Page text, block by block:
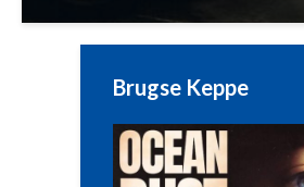
Brugse Keppe